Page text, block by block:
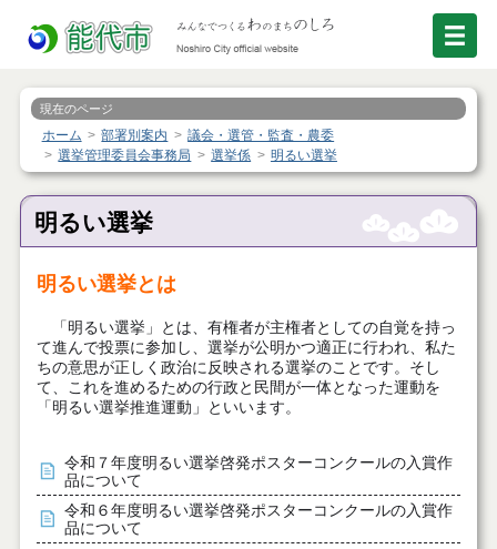
現在のページ
ホーム 部署別案内
議会・選管・監査・農委
選挙管理委員会事務局
選挙係 明るい選挙
明るい選挙
明るい選挙とは
「明るい選挙」とは、有権者が主権者としての自覚を持っ
て進んで投票に参加し、選挙が公明かつ適正に行われ、私た
ちの意思が正しく政治に反映される選挙のことです。そし
て、これを進めるための行政と民間が一体となった運動を
「明るい選挙推進運動」といいます。
令和７年度明るい選挙啓発ポスターコンクールの入賞作
品について
令和６年度明るい選挙啓発ポスターコンクールの入賞作
品について